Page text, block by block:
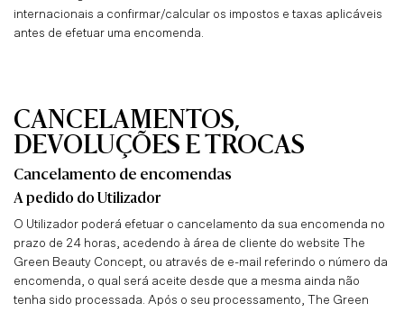
internacionais a confirmar/calcular os impostos e taxas aplicáveis
antes de efetuar uma encomenda.
CANCELAMENTOS,
DEVOLUÇÕES E TROCAS
Cancelamento de encomendas
A pedido do Utilizador
O Utilizador poderá efetuar o cancelamento da sua encomenda no
prazo de 24 horas, acedendo à área de cliente do website The
Green Beauty Concept, ou através de e-mail referindo o número da
encomenda, o qual será aceite desde que a mesma ainda não
tenha sido processada. Após o seu processamento, The Green